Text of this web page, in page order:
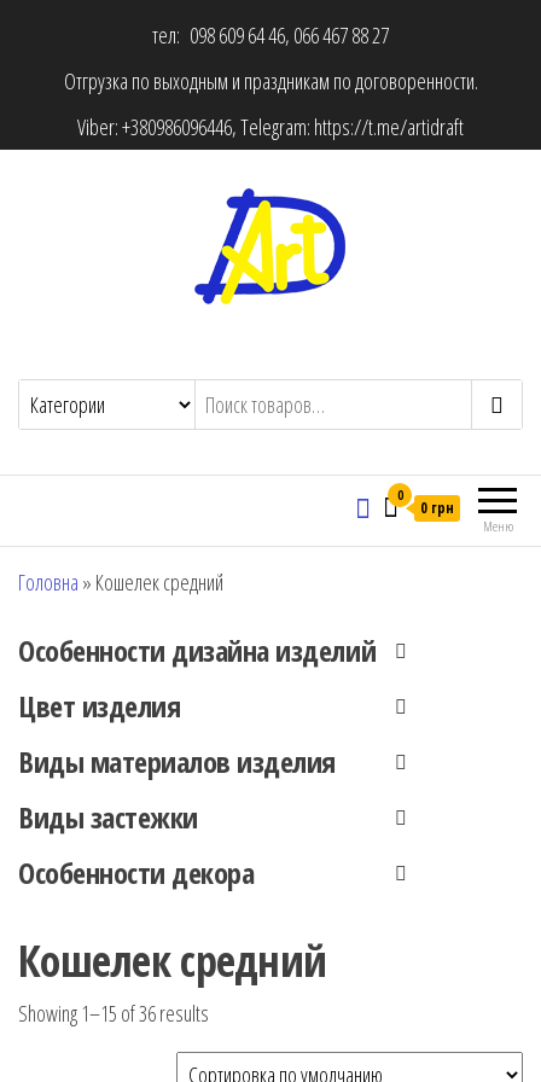
тел: 098 609 64 46, 066 467 88 27
Отгрузка по выходным и праздникам по договоренности.
Viber:+380986096446, Telegram: https://t.me/artidraft
Меню
0
0 грн
Головна » Кошелек средний
Особенности дизайна изделий
Цвет изделия
Виды материалов изделия
Виды застежки
Особенности декора
Кошелек средний
Showing 1–15 of 36 results